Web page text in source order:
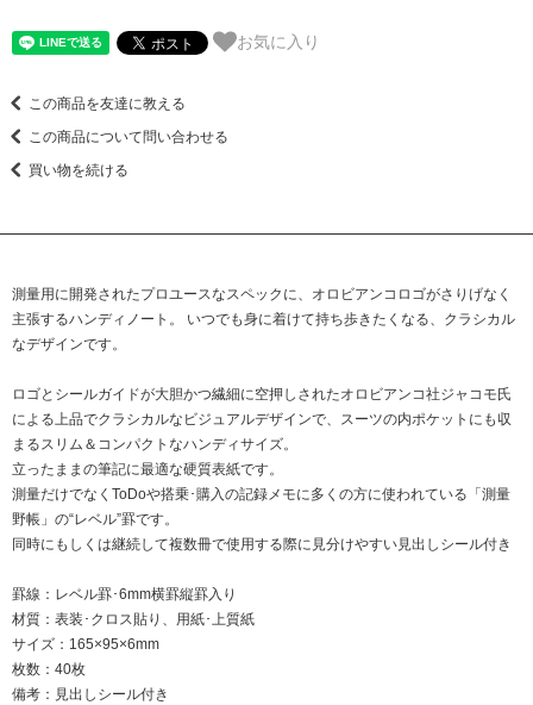
お気に入り
この商品を友達に教える
この商品について問い合わせる
買い物を続ける
測量用に開発されたプロユースなスペックに、オロビアンコロゴがさりげなく
主張するハンディノート。 いつでも身に着けて持ち歩きたくなる、クラシカル
なデザインです。
ロゴとシールガイドが大胆かつ繊細に空押しされたオロビアンコ社ジャコモ氏
による上品でクラシカルなビジュアルデザインで、スーツの内ポケットにも収
まるスリム＆コンパクトなハンディサイズ。
立ったままの筆記に最適な硬質表紙です。
測量だけでなくToDoや搭乗･購入の記録メモに多くの方に使われている「測量
野帳」の“レベル”罫です。
同時にもしくは継続して複数冊で使用する際に見分けやすい見出しシール付き
罫線：レベル罫･6mm横罫縦罫入り
材質：表装･クロス貼り、用紙･上質紙
サイズ：165×95×6mm
枚数：40枚
備考：見出しシール付き